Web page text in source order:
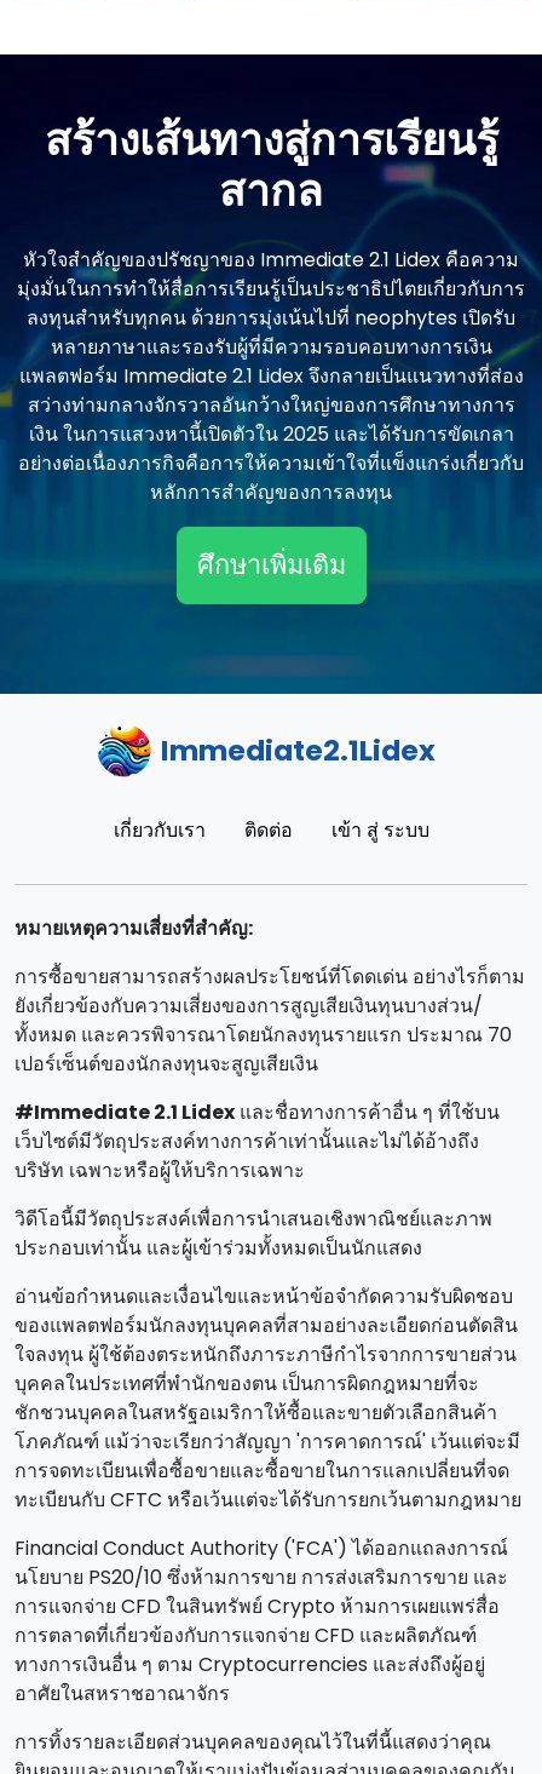
สร้างเส้นทางสู่การเรียนรู้
สากล
หัวใจสําคัญของปรัชญาของ Immediate 2.1 Lidex คือความ
มุ่งมั่นในการทําให้สื่อการเรียนรู้เป็นประชาธิปไตยเกี่ยวกับการ
ลงทุนสําหรับทุกคน ด้วยการมุ่งเน้นไปที่ neophytes เปิดรับ
หลายภาษาและรองรับผู้ที่มีความรอบคอบทางการเงิน
แพลตฟอร์ม Immediate 2.1 Lidex จึงกลายเป็นแนวทางที่ส่อง
สว่างท่ามกลางจักรวาลอันกว้างใหญ่ของการศึกษาทางการ
เงิน ในการแสวงหานี้เปิดตัวใน 2025 และได้รับการขัดเกลา
อย่างต่อเนื่องภารกิจคือการให้ความเข้าใจที่แข็งแกร่งเกี่ยวกับ
หลักการสําคัญของการลงทุน
ศึกษาเพิ่มเติม
Immediate2.1Lidex
เกี่ยวกับเรา ติดต่อ เข้า สู่ ระบบ
หมายเหตุความเสี่ยงที่สําคัญ:
การซื้อขายสามารถสร้างผลประโยชน์ที่โดดเด่น อย่างไรก็ตาม
ยังเกี่ยวข้องกับความเสี่ยงของการสูญเสียเงินทุนบางส่วน/
ทั้งหมด และควรพิจารณาโดยนักลงทุนรายแรก ประมาณ 70
เปอร์เซ็นต์ของนักลงทุนจะสูญเสียเงิน
#Immediate 2.1 Lidex และชื่อทางการค้าอื่น ๆ ที่ใช้บน
เว็บไซต์มีวัตถุประสงค์ทางการค้าเท่านั้นและไม่ได้อ้างถึง
บริษัท เฉพาะหรือผู้ให้บริการเฉพาะ
วิดีโอนี้มีวัตถุประสงค์เพื่อการนําเสนอเชิงพาณิชย์และภาพ
ประกอบเท่านั้น และผู้เข้าร่วมทั้งหมดเป็นนักแสดง
อ่านข้อกําหนดและเงื่อนไขและหน้าข้อจํากัดความรับผิดชอบ
ของแพลตฟอร์มนักลงทุนบุคคลที่สามอย่างละเอียดก่อนตัดสิน
ใจลงทุน ผู้ใช้ต้องตระหนักถึงภาระภาษีกําไรจากการขายส่วน
บุคคลในประเทศที่พํานักของตน เป็นการผิดกฎหมายที่จะ
ชักชวนบุคคลในสหรัฐอเมริกาให้ซื้อและขายตัวเลือกสินค้า
โภคภัณฑ์ แม้ว่าจะเรียกว่าสัญญา 'การคาดการณ์' เว้นแต่จะมี
การจดทะเบียนเพื่อซื้อขายและซื้อขายในการแลกเปลี่ยนที่จด
ทะเบียนกับ CFTC หรือเว้นแต่จะได้รับการยกเว้นตามกฎหมาย
Financial Conduct Authority ('FCA') ได้ออกแถลงการณ์
นโยบาย PS20/10 ซึ่งห้ามการขาย การส่งเสริมการขาย และ
การแจกจ่าย CFD ในสินทรัพย์ Crypto ห้ามการเผยแพร่สื่อ
การตลาดที่เกี่ยวข้องกับการแจกจ่าย CFD และผลิตภัณฑ์
ทางการเงินอื่น ๆ ตาม Cryptocurrencies และส่งถึงผู้อยู่
อาศัยในสหราชอาณาจักร
การทิ้งรายละเอียดส่วนบุคคลของคุณไว้ในที่นี้แสดงว่าคุณ